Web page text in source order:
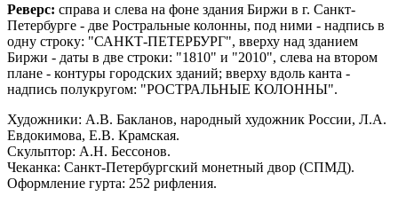
Реверс: cправа и слева на фоне здания Биржи в г. Санкт-
Петербурге - две Ростральные колонны, под ними - надпись в
одну строку: "САНКТ-ПЕТЕРБУРГ", вверху над зданием
Биржи - даты в две строки: "1810" и "2010", слева на втором
плане - контуры городских зданий; вверху вдоль канта -
надпись полукругом: "РОСТРАЛЬНЫЕ КОЛОННЫ".
Художники: А.В. Бакланов, народный художник России, Л.А.
Евдокимова, Е.В. Крамская.
Скульптор: А.Н. Бессонов.
Чеканка: Санкт-Петербургский монетный двор (СПМД).
Оформление гурта: 252 рифления.